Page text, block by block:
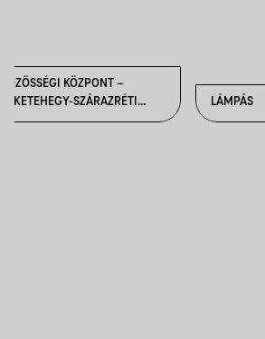
KÖZÖSSÉGI KÖZPONT –
FEKETEHEGY-SZÁRAZRÉTI
KULTÚRUDVAR
LÁMPÁS